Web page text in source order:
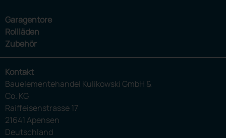
Garagentore
Rollläden
Zubehör
Kontakt
Bauelementehandel Kulikowski GmbH &
Co. KG
Raiffeisenstrasse 17
21641 Apensen
Deutschland